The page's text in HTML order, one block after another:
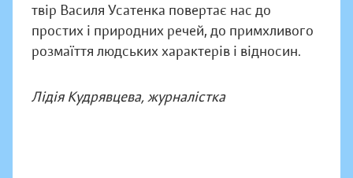
твір Василя Усатенка повертає нас до
простих і природних речей, до примхливого
розмаїття людських характерів і відносин.
Лідія Кудрявцева, журналістка